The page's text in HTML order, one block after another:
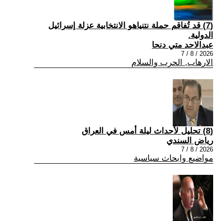
(7) قد تُفاقم حملة نتنياهو الانتخابية عزلة إسرائيل
الدولية.
عبدالاحد متي دنحا
2026 / 8 / 7
الارهاب, الحرب والسلام
(8) تحليل لأحداث ليلة أمس في العراق
رياض السندي
2026 / 8 / 7
مواضيع وابحاث سياسية